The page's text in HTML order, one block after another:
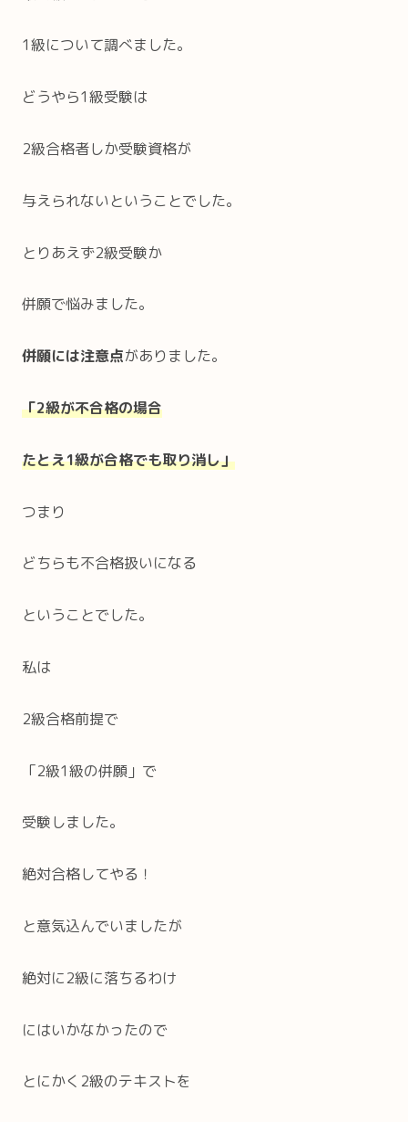
1級について調べました。
どうやら1級受験は
2級合格者しか受験資格が
与えられないということでした。
とりあえず2級受験か
併願で悩みました。
併願には注意点がありました。
「2級が不合格の場合
たとえ1級が合格でも取り消し」
つまり
どちらも不合格扱いになる
ということでした。
私は
2級合格前提で
「2級1級の併願」で
受験しました。
絶対合格してやる！
と意気込んでいましたが
絶対に2級に落ちるわけ
にはいかなかったので
とにかく2級のテキストを